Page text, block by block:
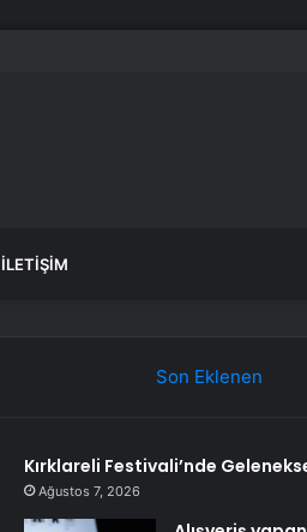
İLETIŞIM
Son Eklenen
Kırklareli Festivali’nde
Ağustos 7, 2026